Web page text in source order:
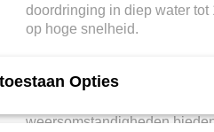
doordringing in diep water tot
op hoge snelheid.
technologie. Ooit was dit
topsegment. De optisch
weersomstandigheden
Opties